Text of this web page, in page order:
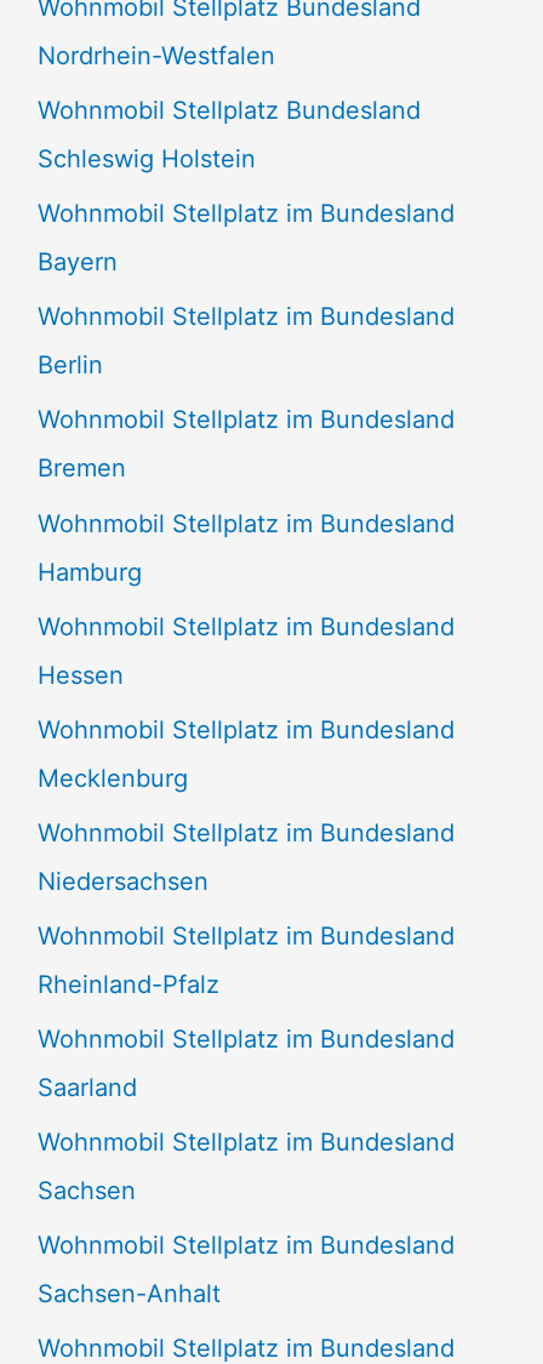
n
a
c
h
:
Wohnmobil Stellplatz Bundesland
Nordrhein-Westfalen
Wohnmobil Stellplatz Bundesland
Schleswig Holstein
Wohnmobil Stellplatz im Bundesland
Bayern
Wohnmobil Stellplatz im Bundesland
Berlin
Wohnmobil Stellplatz im Bundesland
Bremen
Wohnmobil Stellplatz im Bundesland
Hamburg
Wohnmobil Stellplatz im Bundesland
Hessen
Wohnmobil Stellplatz im Bundesland
Mecklenburg
Wohnmobil Stellplatz im Bundesland
Niedersachsen
Wohnmobil Stellplatz im Bundesland
Rheinland-Pfalz
Wohnmobil Stellplatz im Bundesland
Saarland
Wohnmobil Stellplatz im Bundesland
Sachsen
Wohnmobil Stellplatz im Bundesland
Sachsen-Anhalt
Wohnmobil Stellplatz im Bundesland